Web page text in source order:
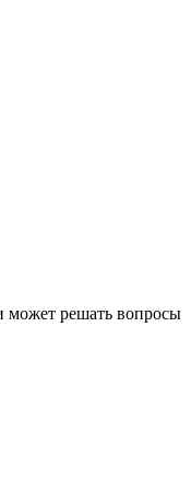
может решать вопросы